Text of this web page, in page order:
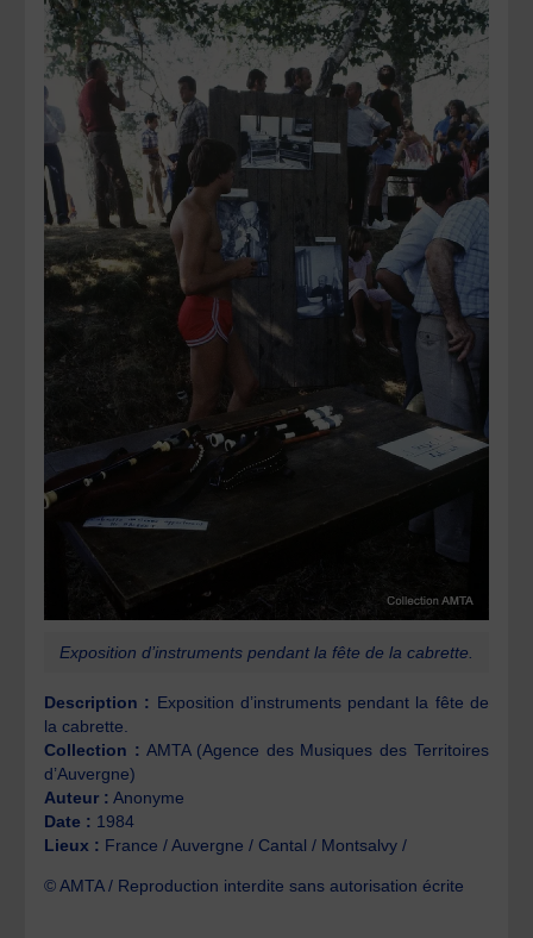
Exposition d’instruments pendant la fête de la cabrette.
Description : Exposition d’instruments pendant la fête de
la cabrette.
Collection : AMTA (Agence des Musiques des Territoires
d’Auvergne)
Auteur : Anonyme
Date : 1984
Lieux : France / Auvergne / Cantal / Montsalvy /
© AMTA / Reproduction interdite sans autorisation écrite